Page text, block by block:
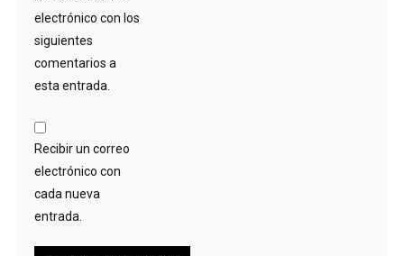
electrónico con los
siguientes
comentarios a
esta entrada.
Recibir un correo
electrónico con
cada nueva
entrada.